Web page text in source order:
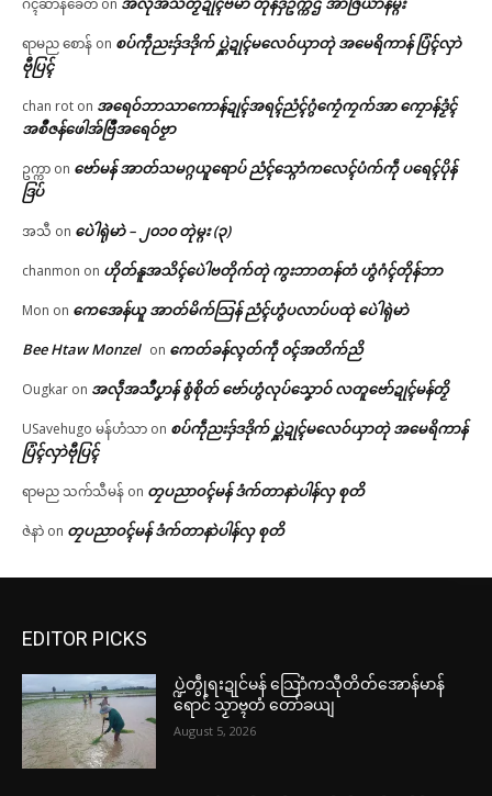
ရာမည စောန် on စပ်ကဵုညးဒှ်ဒဒိုက် ပ္ဋဲဍုၚ်မလေဝ်ယှာတုဲ အမေရိကာန် ပြံၚ်လှာဲ
ဗီုပြၚ်
chan rot on အရေဝ်ဘာသာကောန်ဍုၚ်အရၚ်ညံၚ်ဂွံကၠေံကၠက်အာ ကၠောန်ဒၟံၚ်
အစဳဇန်ဖေါအ်ဗြဳအရေဝ်ဗၟာ
ဥက္ကာ on ဗော်မန် အာတ်သမဂ္ဂယူရောပ် ညံၚ်သ္ဂောံကလေၚ်ပံက်ကဵု ပရေၚ်ပိုန်
ဒြပ်
အသီ on ပေဲါရုဲမာဲ – ၂၀၁၀ တုဲမ္ဂး (၃)
chanmon on ဟိုတ်နူအသိၚ်ပေဲါဗတိုက်တုဲ ကွးဘာတန်တံ ဟွံဂံၚ်တိုန်ဘာ
Mon on ကေအေန်ယူ အာတ်မိက်သြန် ညံၚ်ဟွံပလာပ်ပထုဲ ပေဲါရုဲမာဲ
Bee Htaw Monzel on ကေတ်ခန်လ္ၚတ်ကဵု ၀ၚ်အတိက်ညိ
Ougkar on အလဵုအသဳပၞာန် စွံစိုတ် ဗော်ဟွံလုပ်သၞောဝ် လတူဗော်ဍုၚ်မန်တၟိ
USavehugo မန်ဟံသာ on စပ်ကဵုညးဒှ်ဒဒိုက် ပ္ဋဲဍုၚ်မလေဝ်ယှာတုဲ အမေရိကာန်
ပြံၚ်လှာဲဗီုပြၚ်
ရာမည သက်သီမန် on တၠပညာဝၚ်မန် ဒံက်တာနာဲပါန်လှ စုတိ
ဇဲနာဲ on တၠပညာဝၚ်မန် ဒံက်တာနာဲပါန်လှ စုတိ
EDITOR PICKS
ပ္ဍဲတွဵုရးဍုင်မန် သြောံကသီုတိတ်အောန်မာန်
ရောင် သၟာဗ္ၚတံ တော်ခယျ
August 5, 2026